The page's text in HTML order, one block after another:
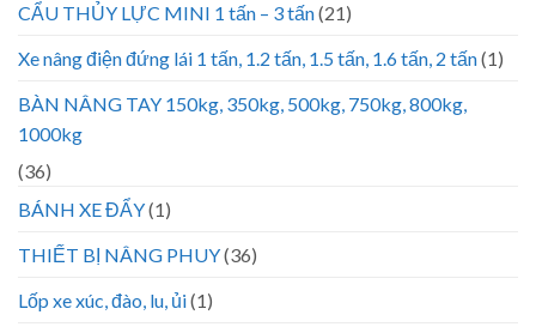
CẨU THỦY LỰC MINI 1 tấn – 3 tấn(21)
Xe nâng điện đứng lái 1 tấn, 1.2 tấn, 1.5 tấn, 1.6 tấn, 2 tấn(1)
BÀN NÂNG TAY 150kg, 350kg, 500kg, 750kg, 800kg,
1000kg
(36)
BÁNH XE ĐẨY(1)
THIẾT BỊ NÂNG PHUY(36)
Lốp xe xúc, đào, lu, ủi(1)